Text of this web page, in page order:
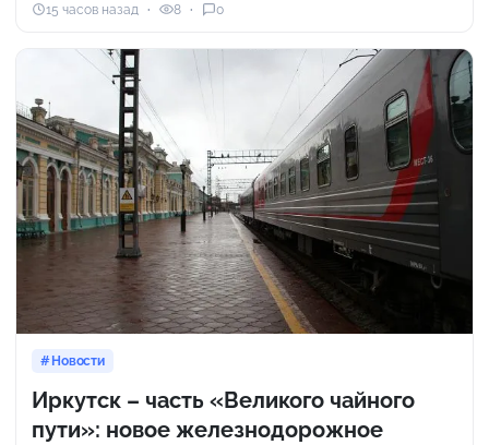
15 часов назад 8 0
Новости
Иркутск – часть «Великого чайного
пути»: новое железнодорожное